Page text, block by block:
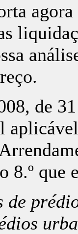
de
8.º
de